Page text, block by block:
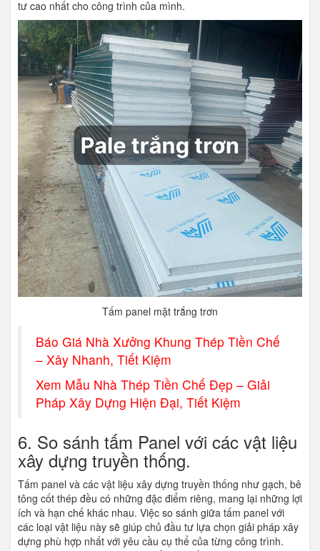
tư cao nhất cho công trình của mình.
Tấm panel mặt trắng trơn
Báo Giá Nhà Xưởng Khung Thép Tiền Chế
– Xây Nhanh, Tiết Kiệm
Xem Mẫu Nhà Thép Tiền Chế Đẹp – Giải
Pháp Xây Dựng Hiện Đại, Tiết Kiệm
6. So sánh tấm Panel với các vật liệu
xây dựng truyền thống.
Tấm panel và các vật liệu xây dựng truyền thống như gạch, bê
tông cốt thép đều có những đặc điểm riêng, mang lại những lợi
ích và hạn chế khác nhau. Việc so sánh giữa tấm panel với
các loại vật liệu này sẽ giúp chủ đầu tư lựa chọn giải pháp xây
dựng phù hợp nhất với yêu cầu cụ thể của từng công trình.